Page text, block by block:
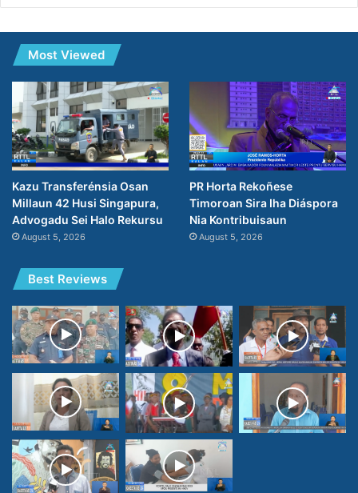
Most Viewed
Kazu Transferénsia Osan
Millaun 42 Husi Singapura,
Advogadu Sei Halo Rekursu
August 5, 2026
PR Horta Rekoñese
Timoroan Sira Iha Diáspora
Nia Kontribuisaun
August 5, 2026
Best Reviews